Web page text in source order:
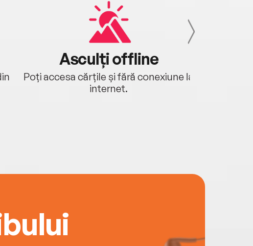
Asculți offline
Poți accesa cărțile și fără conexiune la
internet.